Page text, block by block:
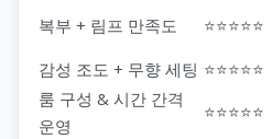
복부 + 림프 만족도
⭐⭐⭐⭐⭐
감성 조도 + 무향 세팅 ⭐⭐⭐⭐⭐
룸 구성 & 시간 간격
운영
⭐⭐⭐⭐⭐